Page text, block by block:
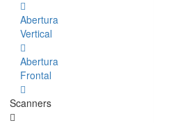
Abertura
Vertical
Abertura
Frontal
Scanners